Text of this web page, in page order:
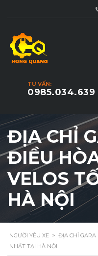
TƯ VẤN:
0985.034.639
ĐỊA CHỈ
ĐIỀU
VELOS
HÀ NỘI
NGƯỜI YÊU XE > ĐỊA CHỈ GARA
NHẤT TẠI HÀ NỘI